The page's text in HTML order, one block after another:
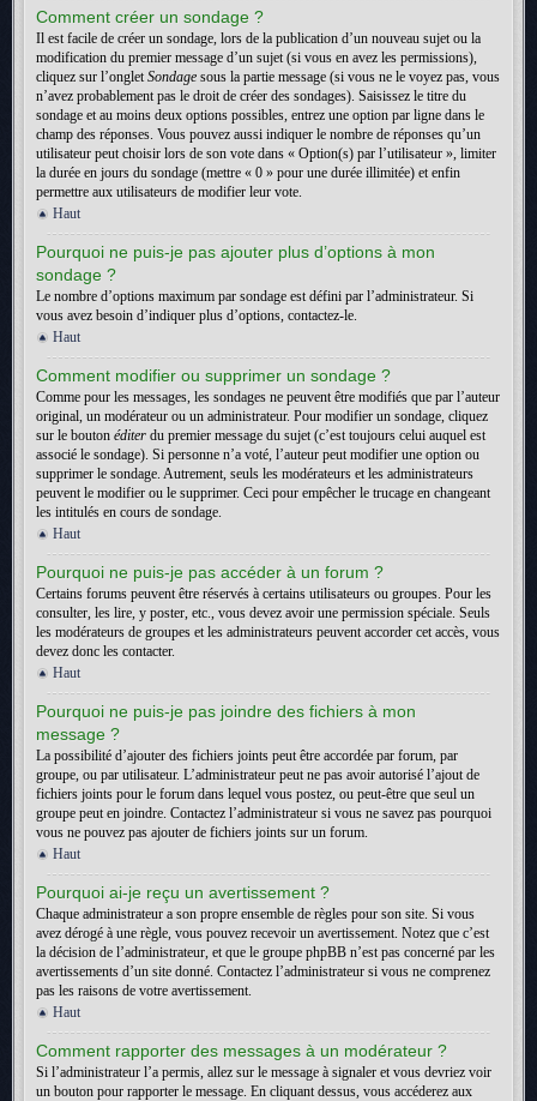
Comment créer un sondage ?
Il est facile de créer un sondage, lors de la publication d’un nouveau sujet ou la
modification du premier message d’un sujet (si vous en avez les permissions),
cliquez sur l’ongletSondage sous la partie message (si vous ne le voyez pas, vous
n’avez probablement pas le droit de créer des sondages). Saisissez le titre du
sondage et au moins deux options possibles, entrez une option par ligne dans le
champ des réponses. Vous pouvez aussi indiquer le nombre de réponses qu’un
utilisateur peut choisir lors de son vote dans « Option(s) par l’utilisateur », limiter
la durée en jours du sondage (mettre « 0 » pour une durée illimitée) et enfin
permettre aux utilisateurs de modifier leur vote.
Haut
Pourquoi ne puis-je pas ajouter plus d’options à mon
sondage ?
Le nombre d’options maximum par sondage est défini par l’administrateur. Si
vous avez besoin d’indiquer plus d’options, contactez-le.
Haut
Comment modifier ou supprimer un sondage ?
Comme pour les messages, les sondages ne peuvent être modifiés que par l’auteur
original, un modérateur ou un administrateur. Pour modifier un sondage, cliquez
sur le bouton éditer du premier message du sujet (c’est toujours celui auquel est
associé le sondage). Si personne n’a voté, l’auteur peut modifier une option ou
supprimer le sondage. Autrement, seuls les modérateurs et les administrateurs
peuvent le modifier ou le supprimer. Ceci pour empêcher le trucage en changeant
les intitulés en cours de sondage.
Haut
Pourquoi ne puis-je pas accéder à un forum ?
Certains forums peuvent être réservés à certains utilisateurs ou groupes. Pour les
consulter, les lire, y poster, etc., vous devez avoir une permission spéciale. Seuls
les modérateurs de groupes et les administrateurs peuvent accorder cet accès, vous
devez donc les contacter.
Haut
Pourquoi ne puis-je pas joindre des fichiers à mon
message ?
La possibilité d’ajouter des fichiers joints peut être accordée par forum, par
groupe, ou par utilisateur. L’administrateur peut ne pas avoir autorisé l’ajout de
fichiers joints pour le forum dans lequel vous postez, ou peut-être que seul un
groupe peut en joindre. Contactez l’administrateur si vous ne savez pas pourquoi
vous ne pouvez pas ajouter de fichiers joints sur un forum.
Haut
Pourquoi ai-je reçu un avertissement ?
Chaque administrateur a son propre ensemble de règles pour son site. Si vous
avez dérogé à une règle, vous pouvez recevoir un avertissement. Notez que c’est
la décision de l’administrateur, et que le groupe phpBB n’est pas concerné par les
avertissements d’un site donné. Contactez l’administrateur si vous ne comprenez
pas les raisons de votre avertissement.
Haut
Comment rapporter des messages à un modérateur ?
Si l’administrateur l’a permis, allez sur le message à signaler et vous devriez voir
un bouton pour rapporter le message. En cliquant dessus, vous accéderez aux